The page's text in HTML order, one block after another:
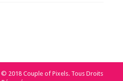
© 2018 Couple of Pixels. Tous Droits